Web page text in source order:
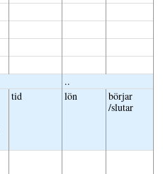
..
tid lön
börjar
/slutar